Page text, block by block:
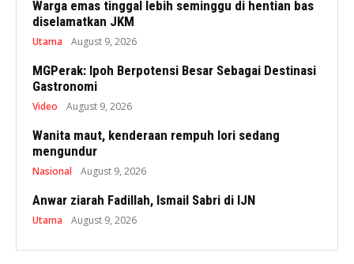
Warga emas tinggal lebih seminggu di hentian bas
diselamatkan JKM
Utama August 9, 2026
MGPerak: Ipoh Berpotensi Besar Sebagai Destinasi
Gastronomi
Video August 9, 2026
Wanita maut, kenderaan rempuh lori sedang
mengundur
Nasional August 9, 2026
Anwar ziarah Fadillah, Ismail Sabri di IJN
Utama August 9, 2026